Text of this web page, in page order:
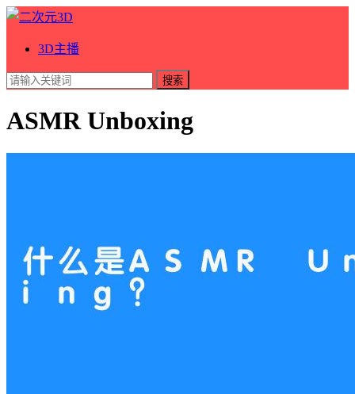
3D主播
搜索
ASMR Unboxing